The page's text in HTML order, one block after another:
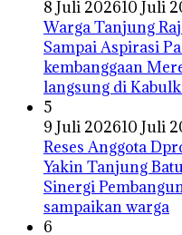
8 Juli 202610 Juli
Warga Tanjung
Sampai Aspirasi
kembanggaan
langsung di
5
9 Juli 202610 Juli
Reses Anggota
Yakin Tanjung
Sinergi
sampaikan warga
6